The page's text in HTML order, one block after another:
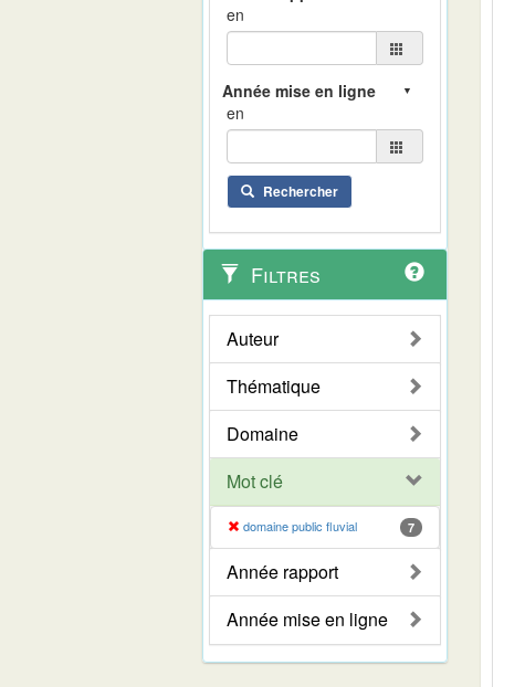
en
en
Rechercher
Filtres
Auteur
Thématique
Domaine
Mot clé
domaine public fluvial 7
Année rapport
Année mise en ligne